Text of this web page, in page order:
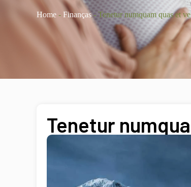
Home - Finanças-Tenetur numquam quas et
Tenetur